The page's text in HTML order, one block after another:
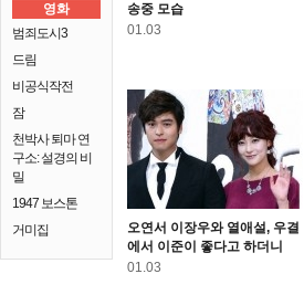
영화
범죄도시3
드림
비공식작전
잠
천박사 퇴마 연
구소: 설경의 비
밀
1947 보스톤
거미집
송중 모습
01.03
오연서 이장우와 열애설, 우결
에서 이준이 좋다고 하더니
01.03